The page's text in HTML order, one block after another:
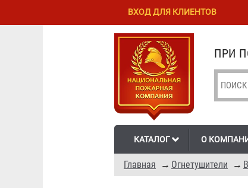
Перейти к
содержанию
Skip to
ПРИ
КАТАЛОГ О
Главная → Огнетушители →
ВХОД ДЛЯ КЛИЕНТОВ